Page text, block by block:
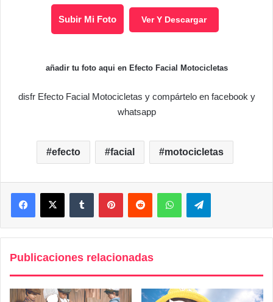
Subir Mi Foto Ver Y Descargar
añadir tu foto aqui en Efecto Facial Motocicletas
disfr Efecto Facial Motocicletas y compártelo en facebook y
whatsapp
efecto facial motocicletas
FacebookX Tumblr PinterestReddit WhatsAppTelegram
Publicaciones relacionadas